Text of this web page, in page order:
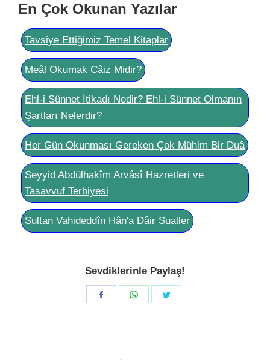
En Çok Okunan Yazılar
Tavsiye Ettiğimiz Temel Kitaplar
Meâl Okumak Câiz Midir?
Ehl-i Sünnet İtikadı Nedir? Ehl-i Sünnet Olmanın
Şartları Nelerdir?
Her Gün Okunması Gereken Çok Mühim Bir Duâ
Seyyid Abdülhakîm Arvâsî Hazretleri ve
Tasavvuf Terbiyesi
Sultan Vahideddîn Hân'a Dâir Sualler
Sevdiklerinle Paylaş!
Share
Share